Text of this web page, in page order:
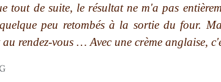
tout de suite, le résultat ne m'a pas
peu retombés à la sortie du four.
rendez-vous … Avec une crème anglaise,